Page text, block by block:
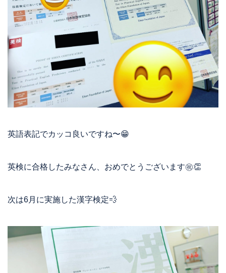
英語表記でカッコ良いですね〜😁
英検に合格したみなさん、おめでとうございます㊗️👏
次は6月に実施した漢字検定💨